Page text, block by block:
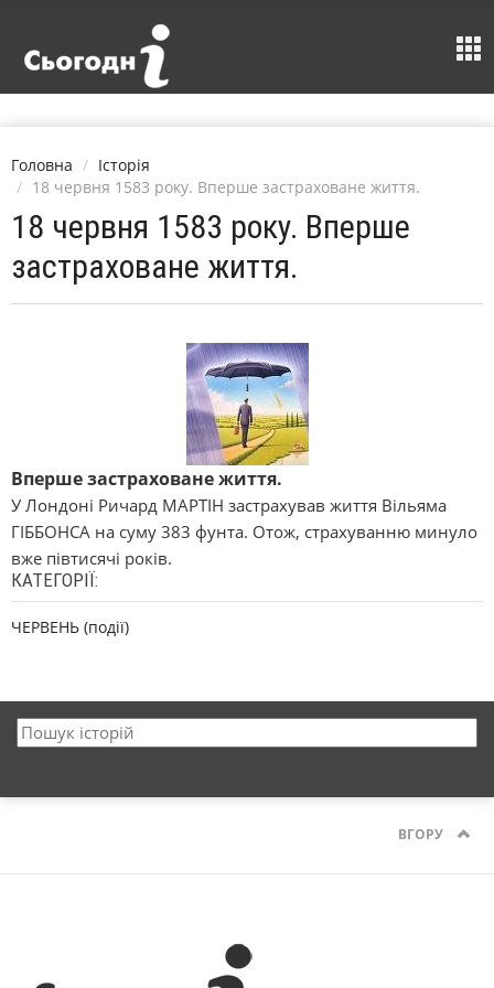
Головна
Історія
18 червня 1583 року. Вперше застраховане життя.
18 червня 1583 року. Вперше
застраховане життя.
Вперше застраховане життя.
У Лондоні Ричард МАРТІН застрахував життя Вільяма
ГІББОНСА на суму 383 фунта. Отож, страхуванню минуло
вже півтисячі років.
КАТЕГОРІЇ:
ЧЕРВЕНЬ (події)
ВГОРУ